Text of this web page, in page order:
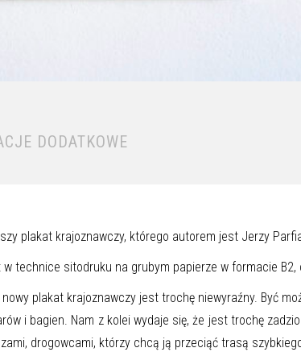
DODATKOWE
plakat krajoznawczy, którego autorem jest Jerzy
technice sitodruku na grubym papierze w formacie B2,
nowy plakat krajoznawczy jest trochę niewyraźny. Być
i bagien. Nam z kolei wydaje się, że jest trochę
drogowcami, którzy chcą ją przeciąć trasą